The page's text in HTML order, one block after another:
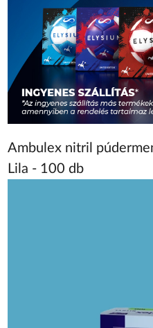
Ambulex nitril
Lila - 100 db